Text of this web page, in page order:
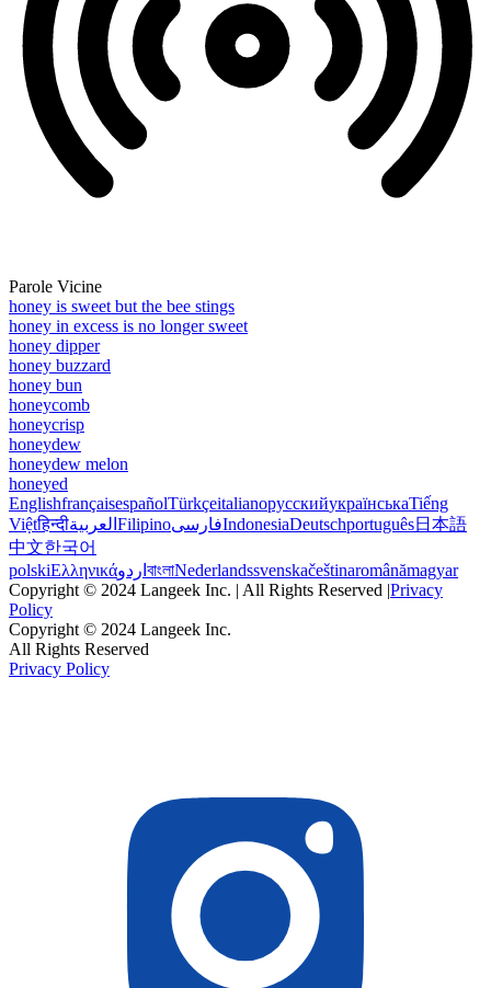
Parole Vicine
honey is sweet but the bee stings
honey in excess is no longer sweet
honey dipper
honey buzzard
honey bun
honeycomb
honeycrisp
honeydew
honeydew melon
honeyed
EnglishfrançaisespañolTürkçeitalianoрусскийукраїнськаTiếng
Việtहिन्दीالعربية FilipinoفارسیIndonesiaDeutschportuguês日本語
中文한국어
polskiΕλληνικάاردو বাংলাNederlandssvenskačeštinaromânămagyar
Copyright © 2024 Langeek Inc. | All Rights Reserved |Privacy
Policy
Copyright © 2024 Langeek Inc.
All Rights Reserved
Privacy Policy